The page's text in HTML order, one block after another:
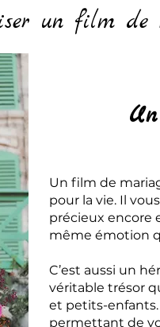
un film de
Un film de
pour la vie. Il
précieux encore
même émotion
C’est aussi un
véritable trésor
et petits-enfants.
permettant de